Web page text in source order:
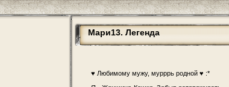
Мари13. Легенда
♥ Любимому мужу, мурррь родной ♥ :*